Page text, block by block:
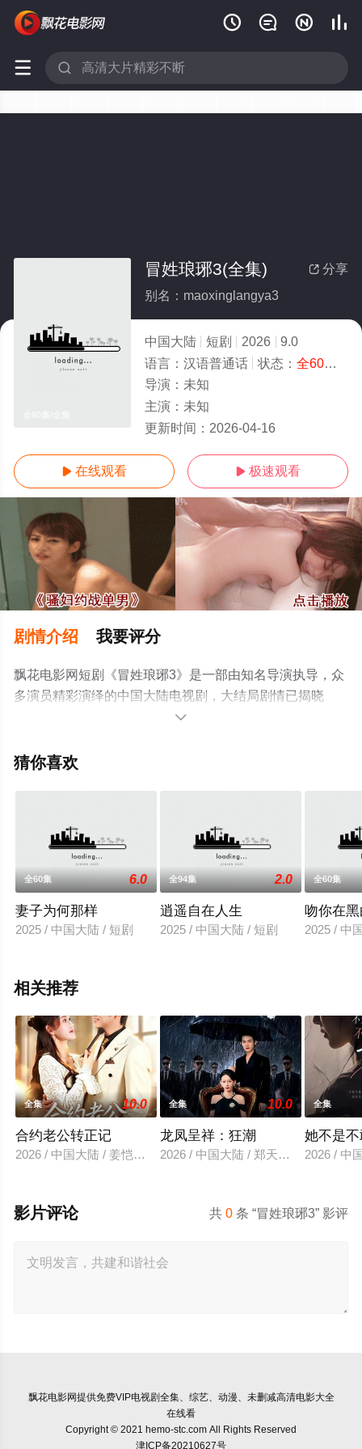
   
 
 分享
冒姓琅琊3(全集)
别名：maoxinglangya3
中国大陆 短剧 2026
9.0
语言： 汉语普通话 状态： 全60集
导演： 未知
主演： 未知
更新时间： 2026-04-16
 在线观看  极速观看
剧情介绍 我要评分
飘花电影网短剧《冒姓琅琊3》是一部由知名导演执导，众
多演员精彩演绎的中国大陆电视剧，大结局剧情已揭晓
（全60集），手机免费观看高清无删减完整版电视剧全集
猫或剧情网等平台了解。

猜你喜欢
全60集 6.0
妻子为何那样
2025 / 中国大陆 / 短剧
全94集 2.0
逍遥自在人生
2025 / 中国大陆 / 短剧
全60集
吻你在
2025 / 中
相关推荐
全集 10.0
合约老公转正记
2026 / 中国大陆 / 姜恺琳＆王厂
全集 10.0
龙凤呈祥：狂潮
2026 / 中国大陆 / 郑天龙＆汪心宇
全集
她不是
2026 / 中
共0 条 “冒姓琅琊3” 影评
影片评论
飘花电影网提供免费VIP电视剧全集、综艺、动漫、未删减高清电影大全
在线看
Copyright © 2021 hemo-stc.com All Rights Reserved
津ICP备20210627号